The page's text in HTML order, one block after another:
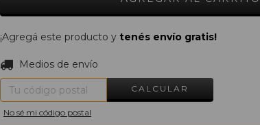
¡Agregá este producto y tenés envío gratis!
Entregas para el CP:
Medios de envío
CALCULAR
No sé mi código postal